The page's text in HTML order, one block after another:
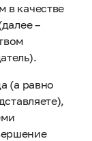
качестве
–
(а равно